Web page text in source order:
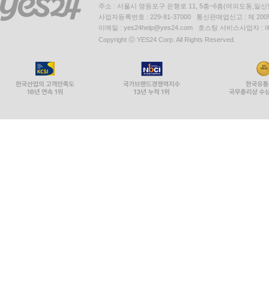
주소 : 서울시 영등포구 은행로 11, 5층~6층(여의도동,일신
사업자등록번호 : 229-81-37000 통신판매업신고 : 제
이메일 : yes24help@yes24.com 호스팅 서비스사업자 :
Copyright ⓒ YES24 Corp. All Rights Reserved.